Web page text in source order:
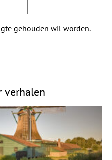
gehouden wil worden.
verhalen